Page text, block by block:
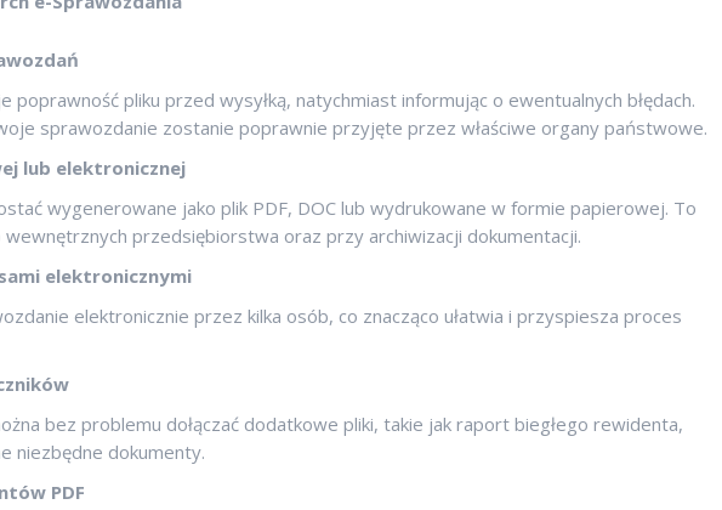
poprawność pliku przed wysyłką, natychmiast informując o ewentualnych błędach.
sprawozdanie zostanie poprawnie przyjęte przez właściwe organy państwowe.
lub elektronicznej
wygenerowane jako plik PDF, DOC lub wydrukowane w formie papierowej. To
przedsiębiorstwa oraz przy archiwizacji dokumentacji.
elektronicznymi
elektronicznie przez kilka osób, co znacząco ułatwia i przyspiesza proces
bez problemu dołączać dodatkowe pliki, takie jak raport biegłego rewidenta,
niezbędne dokumenty.
PDF